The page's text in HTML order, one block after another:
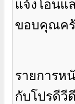
แจ้งโอนแ
ขอบคุณค
รายการห
กับโปรดีวี